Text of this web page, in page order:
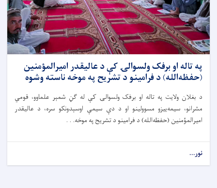
په تاله‌ او برفک ولسوالۍ کې د عالیقدر امیرالمؤمنین
(حفظه‌الله) د فرامینو د تشریح په موخه ناسته وشوه
د بغلان ولایت په تاله ا‌و برفک ولسوالۍ کې له ګڼ شمېر علماوو، قومي
مشرانو، سیمه‌ییزو مسوولینو او د دې سیمې اوسېدونکو سره، د عالیقدر
امیرالمؤمنین (حفظه‌الله) د فرامینو د تشریح په موخه. . .
نور...